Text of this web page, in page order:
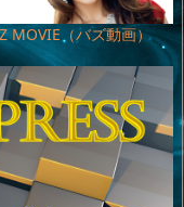
MOVIE（バズ動画）